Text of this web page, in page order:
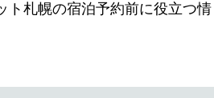
ト札幌の宿泊予約前に役立つ情